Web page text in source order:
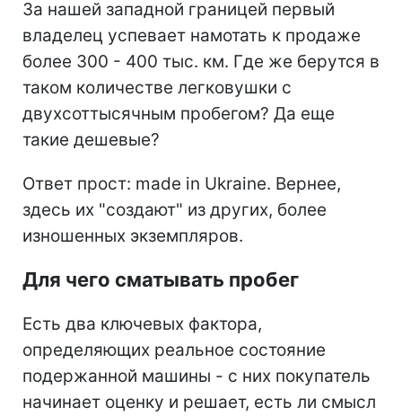
За нашей западной границей первый
владелец успевает намотать к продаже
более 300 - 400 тыс. км. Где же берутся в
таком количестве легковушки с
двухсоттысячным пробегом? Да еще
такие дешевые?
Ответ прост: made in Ukraine. Вернее,
здесь их "создают" из других, более
изношенных экземпляров.
Для чего сматывать пробег
Есть два ключевых фактора,
определяющих реальное состояние
подержанной машины - с них покупатель
начинает оценку и решает, есть ли смысл